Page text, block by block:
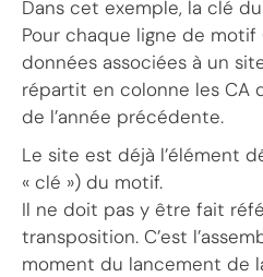
Dans cet exemple, la clé
Pour chaque ligne de
données associées à un
répartit en colonne les CA
de l’année précédente.
Le site est déjà l’élément
« clé ») du motif.
Il ne doit pas y être fait
transposition. C’est
moment du lancement de